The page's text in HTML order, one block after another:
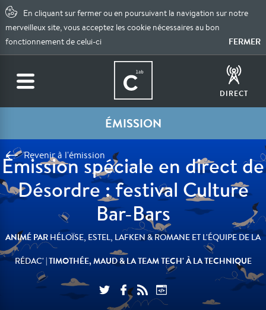
En cliquant sur fermer ou en poursuivant la navigation sur notre
merveilleux site, vous acceptez les cookie nécessaires au bon
fonctionnement de celui-ci
FERMER
DIRECT
ÉMISSION
Revenir à l'émission
Émission spéciale en direct de
Désordre : festival Culture
Bar-Bars
ANIMÉ PAR HÉLOÏSE, ESTEL, LAFKEN & ROMANE ET L'ÉQUIPE DE LA
RÉDAC' | TIMOTHÉE, MAUD & LA TEAM TECH' À LA TECHNIQUE